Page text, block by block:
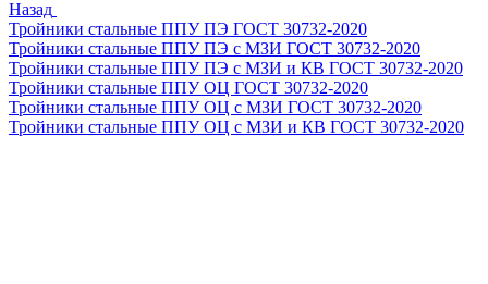
Назад
Тройники стальные ППУ ПЭ ГОСТ 30732-2020
Тройники стальные ППУ ПЭ с МЗИ ГОСТ 30732-2020
Тройники стальные ППУ ПЭ с МЗИ и КВ ГОСТ 30732-2020
Тройники стальные ППУ ОЦ ГОСТ 30732-2020
Тройники стальные ППУ ОЦ с МЗИ ГОСТ 30732-2020
Тройники стальные ППУ ОЦ с МЗИ и КВ ГОСТ 30732-2020